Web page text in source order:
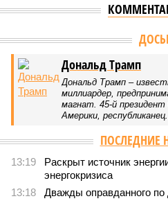
Версия //Конфликт //Монополия
Монополия вкладывалась-
довкладывалась
РЖД против своей
Монополия вкладывалась-